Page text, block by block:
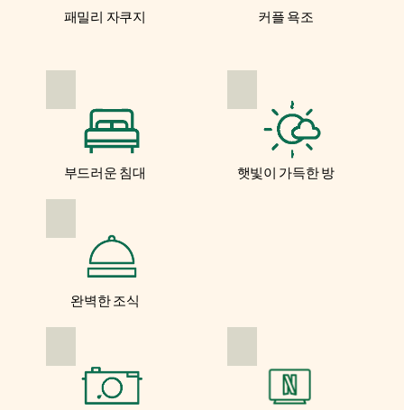
패밀리 자쿠지 커플 욕조
부드러운 침대 햇빛이 가득한 방
완벽한 조식